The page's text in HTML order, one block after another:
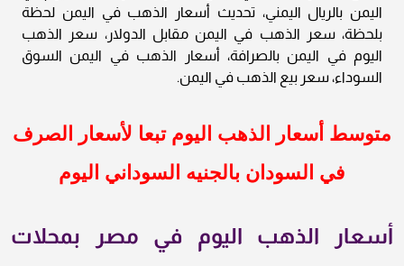
اليمن بالريال اليمني، تحديث أسعار الذهب في اليمن لحظة
بلحظة، سعر الذهب في اليمن مقابل الدولار، سعر الذهب
اليوم في اليمن بالصرافة، أسعار الذهب في اليمن السوق
السوداء، سعر بيع الذهب في اليمن.
متوسط أسعار الذهب اليوم تبعا لأسعار الصرف
في السودان بالجنيه السوداني اليوم
أسعار الذهب اليوم في مصر بمحلات